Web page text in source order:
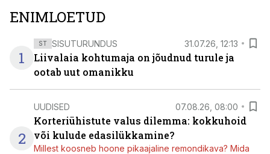
ENIMLOETUD
1
ST SISUTURUNDUS 31.07.26, 12:13
Liivalaia kohtumaja on jõudnud turule ja
ootab uut omanikku
2
UUDISED 07.08.26, 08:00
Korteriühistute valus dilemma: kokkuhoid
või kulude edasilükkamine?
Millest koosneb hoone pikaajaline remondikava? Mida